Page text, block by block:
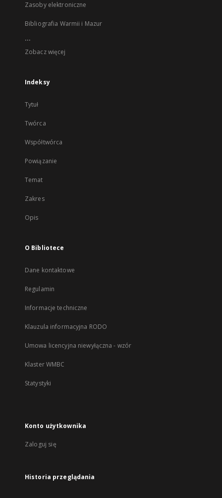
Zasoby elektroniczne
Bibliografia Warmii i Mazur
...
Zobacz więcej
Indeksy
Tytuł
Twórca
Współtwórca
Powiązanie
Temat
Zakres
Opis
O Bibliotece
Dane kontaktowe
Regulamin
Informacje techniczne
Klauzula informacyjna RODO
Umowa licencyjna niewyłączna - wzór
Klaster WMBC
Statystyki
Konto użytkownika
Zaloguj się
Historia przeglądania